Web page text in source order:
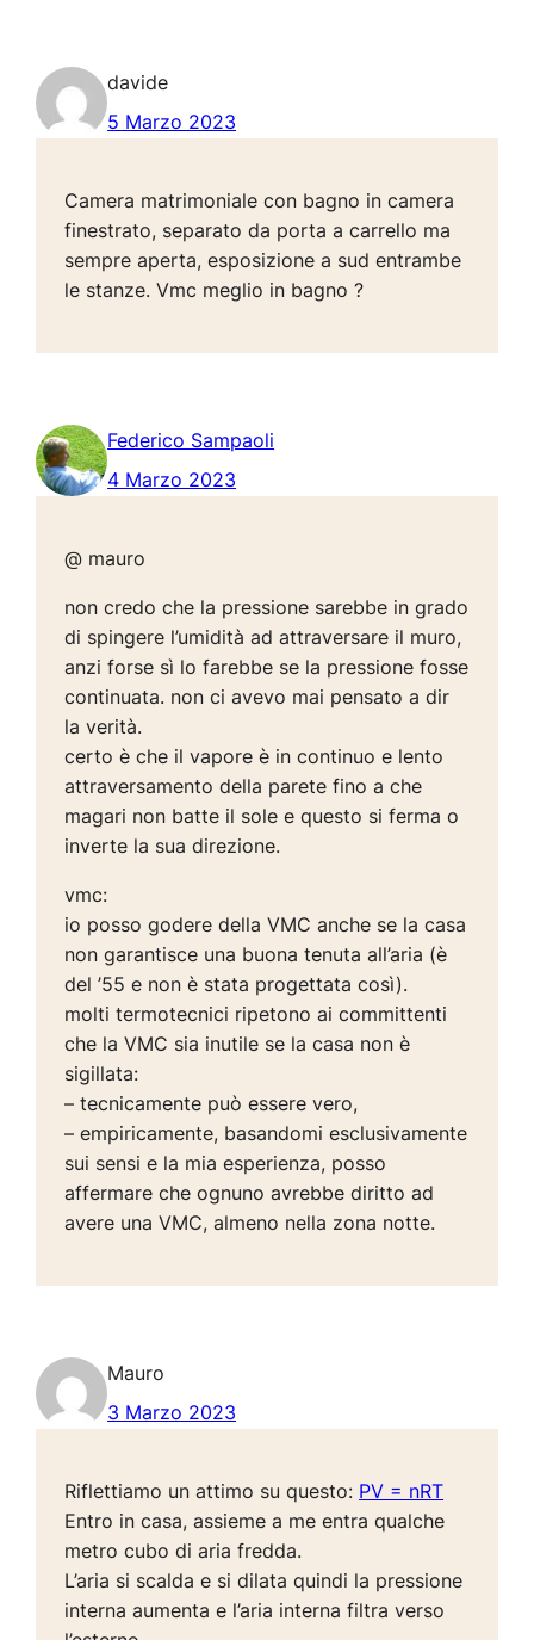
davide
5 Marzo 2023
Camera matrimoniale con bagno in camera
finestrato, separato da porta a carrello ma
sempre aperta, esposizione a sud entrambe
le stanze. Vmc meglio in bagno ?
Federico Sampaoli
4 Marzo 2023
@ mauro
non credo che la pressione sarebbe in grado
di spingere l’umidità ad attraversare il muro,
anzi forse sì lo farebbe se la pressione fosse
continuata. non ci avevo mai pensato a dir
la verità.
certo è che il vapore è in continuo e lento
attraversamento della parete fino a che
magari non batte il sole e questo si ferma o
inverte la sua direzione.
vmc:
io posso godere della VMC anche se la casa
non garantisce una buona tenuta all’aria (è
del ’55 e non è stata progettata così).
molti termotecnici ripetono ai committenti
che la VMC sia inutile se la casa non è
sigillata:
– tecnicamente può essere vero,
– empiricamente, basandomi esclusivamente
sui sensi e la mia esperienza, posso
affermare che ognuno avrebbe diritto ad
avere una VMC, almeno nella zona notte.
Mauro
3 Marzo 2023
Riflettiamo un attimo su questo: PV = nRT
Entro in casa, assieme a me entra qualche
metro cubo di aria fredda.
L’aria si scalda e si dilata quindi la pressione
interna aumenta e l’aria interna filtra verso